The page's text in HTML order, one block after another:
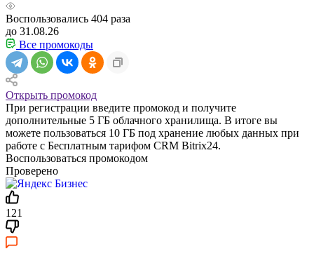
Воспользовались 404 раза
до 31.08.26
Все промокоды
Открыть промокод
При регистрации введите промокод и получите
дополнительные 5 ГБ облачного хранилища. В итоге вы
можете пользоваться 10 ГБ под хранение любых данных при
работе с Бесплатным тарифом CRM Bitrix24.
Воспользоваться промокодом
Проверено
121